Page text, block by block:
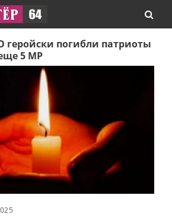
геройски погибли патриоты
5 МР